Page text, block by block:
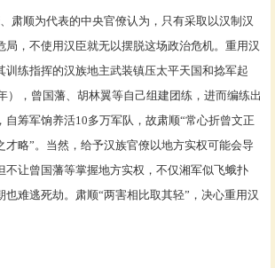
、肃顺为代表的中央官僚认为，只有采取以汉制汉
局，不使用汉臣就无以摆脱这场政治危机。重用汉
训练指挥的汉族地主武装镇压太平天国和捻军起
），曾国藩、 胡林翼等自己组建团练，进而编练出
自筹军饷养活10多万军队，故肃顺“常心折曾文正
才略”。当然，给予汉族官僚以地方实权可能会导
不让曾国藩等掌握地方实权，不仅湘军似飞蛾扑
也难逃死劫。肃顺“两害相比取其轻”，决心重用汉